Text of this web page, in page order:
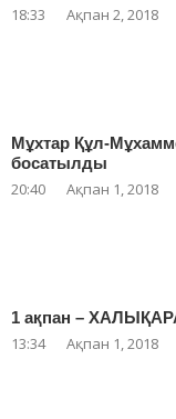
18:33 Ақпан 2, 2018
Мұхтар Құл-
босатылды
20:40 Ақпан 1, 2018
1 ақпан –
13:34 Ақпан 1, 2018